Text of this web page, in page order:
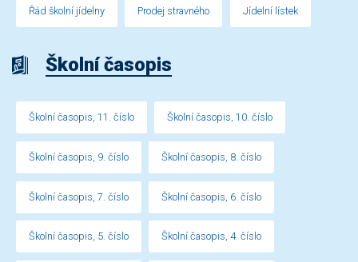
Řád školní jídelny Prodej stravného Jídelní lístek
Školní časopis
Školní časopis, 11. číslo Školní časopis, 10. číslo
Školní časopis, 9. číslo Školní časopis, 8. číslo
Školní časopis, 7. číslo Školní časopis, 6. číslo
Školní časopis, 5. číslo Školní časopis, 4. číslo